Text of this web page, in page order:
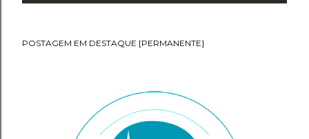
s
POSTAGEM EM DESTAQUE [PERMANENTE]